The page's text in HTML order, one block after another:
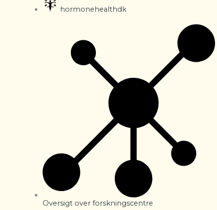
hormonehealthdk
Oversigt over forskningscentre